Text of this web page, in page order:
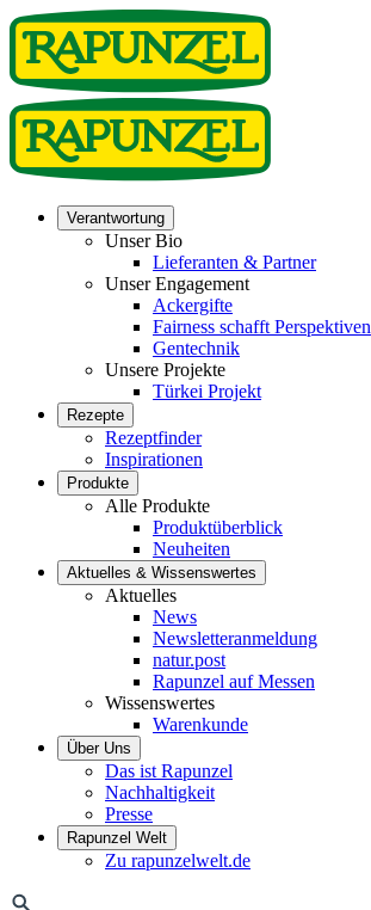
Verantwortung
Unser Bio
Lieferanten & Partner
Unser Engagement
Ackergifte
Fairness schafft Perspektiven
Gentechnik
Unsere Projekte
Türkei Projekt
Rezepte
Rezeptfinder
Inspirationen
Produkte
Alle Produkte
Produktüberblick
Neuheiten
Aktuelles & Wissenswertes
Aktuelles
News
Newsletteranmeldung
natur.post
Rapunzel auf Messen
Wissenswertes
Warenkunde
Über Uns
Das ist Rapunzel
Nachhaltigkeit
Presse
Rapunzel Welt
Zu rapunzelwelt.de